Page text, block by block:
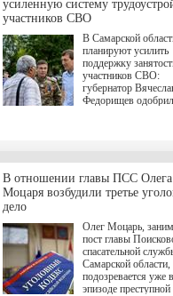
усиленную систему
участников СВО
В Самарской
планируют усилить
поддержку
участников СВО:
губернатор
Федорищев
на трудоустройство
спокойную
мирной жизни.
В отношении главы ПСС Олега
Моцаря возбудили третье
дело
Олег Моцарь,
пост главы
спасательной
Самарской области,
подозревается уже
эпизоде преступной